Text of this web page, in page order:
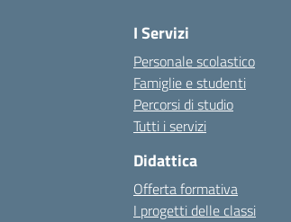
I Servizi
Personale scolastico
Famiglie e studenti
Percorsi di studio
Tutti i servizi
Didattica
Offerta formativa
I progetti delle classi